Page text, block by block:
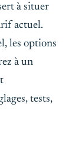
à situer
actuel.
les options
à un
tests,